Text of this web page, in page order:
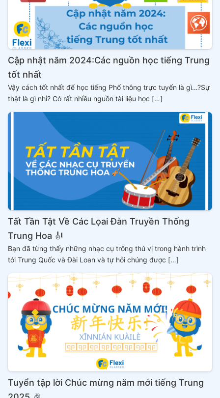
Cập nhật năm 2024:Các nguồn học tiếng Trung
tốt nhất
Vậy cách tốt nhất để học tiếng Phổ thông trực tuyến là gì…?Sự
thật là gì nhỉ? Có rất nhiều nguồn tài liệu học […]
Tất Tần Tật Về Các Lọai Đàn Truyền Thống
Trung Hoa 🎻
Bạn đã từng thấy những nhạc cụ trông thú vị trong hành trình
tới Trung Quốc và Đài Loan và tự hỏi chúng được […]
Tuyển tập lời Chúc mừng năm mới tiếng Trung